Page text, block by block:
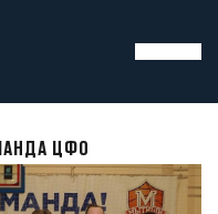
ЦФО